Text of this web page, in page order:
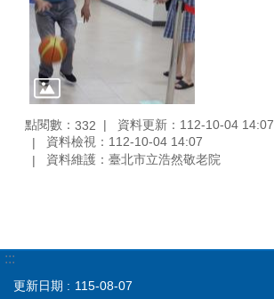
點閱數： 332
資料更新：112-10-04 14:07
資料檢視：112-10-04 14:07
資料維護：臺北市立浩然敬老院
:::
更新日期 115-08-07